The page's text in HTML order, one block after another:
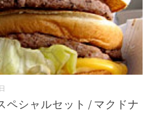
ペシャルセット / マクドナ